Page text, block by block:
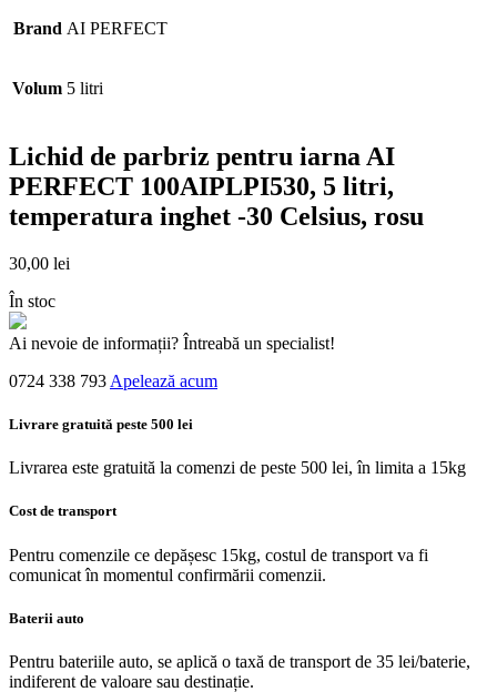
Brand AI PERFECT
Volum 5 litri
Lichid de parbriz pentru iarna AI
PERFECT 100AIPLPI530, 5 litri,
temperatura inghet -30 Celsius, rosu
30,00 lei
În stoc
Ai nevoie de informații? Întreabă un specialist!
0724 338 793 Apelează acum
Livrare gratuită peste 500 lei
Livrarea este gratuită la comenzi de peste 500 lei, în limita a 15kg
Cost de transport
Pentru comenzile ce depășesc 15kg, costul de transport va fi
comunicat în momentul confirmării comenzii.
Baterii auto
Pentru bateriile auto, se aplică o taxă de transport de 35 lei/baterie,
indiferent de valoare sau destinație.